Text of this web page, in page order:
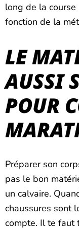
long de la course
fonction de la
LE
AUSSI
POUR
Préparer son
pas le bon
un calvaire.
chaussures sont
compte. Il te faut